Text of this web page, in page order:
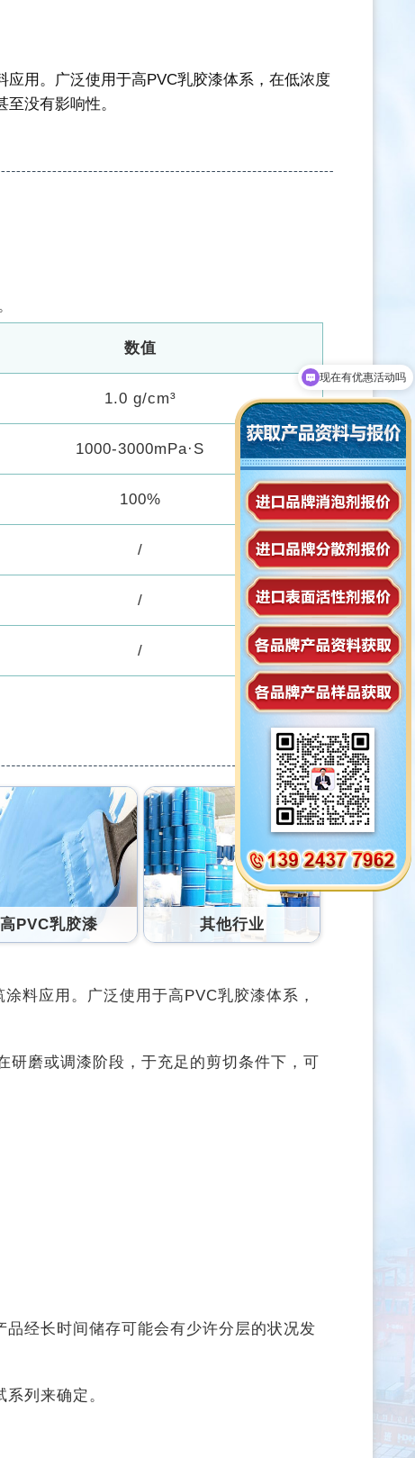
应用。广泛使用于高PVC乳胶漆体系，在低浓度
没有影响性。
数值
1.0 g/cm³
1000-3000mPa· S
100%
/
/
/
高PVC乳胶漆 其他行业
料应用。广泛使用于高PVC乳胶漆体系，
研磨或调漆阶段，于充足的剪切条件下，可
经长时间储存可能会有少许分层的状况发
列来确定。
可以介绍下你们的产品么